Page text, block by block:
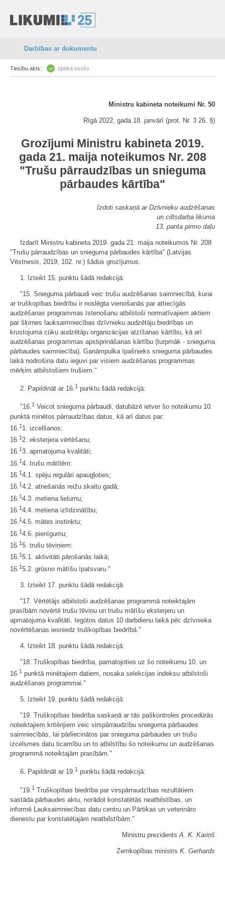
Darbības ar dokumentu
Tiesību akts: spēkā esošs
Ministru kabineta noteikumi Nr. 50
Rīgā 2022. gada 18. janvārī (prot. Nr. 3 26. §)
Grozījumi Ministru kabineta 2019.
gada 21. maija noteikumos Nr. 208
"Trušu pārraudzības un snieguma
pārbaudes kārtība"
Izdoti saskaņā ar Dzīvnieku audzēšanas
un ciltsdarba likuma
13. panta pirmo daļu
Izdarīt Ministru kabineta 2019. gada 21. maija noteikumos Nr. 208
"Trušu pārraudzības un snieguma pārbaudes kārtība" (Latvijas
Vēstnesis, 2019, 102. nr.) šādus grozījumus:
1. Izteikt 15. punktu šādā redakcijā:
"15. Snieguma pārbaudi veic trušu audzēšanas saimniecībā, kurai
ar truškopības biedrību ir noslēgta vienošanās par attiecīgās
audzēšanas programmas īstenošanu atbilstoši normatīvajiem aktiem
par šķirnes lauksaimniecības dzīvnieku audzētāju biedrības un
krustojuma cūku audzētāju organizācijas atzīšanas kārtību, kā arī
audzēšanas programmas apstiprināšanas kārtību (turpmāk - snieguma
pārbaudes saimniecība). Ganāmpulka īpašnieks snieguma pārbaudes
laikā nodrošina datu ieguvi par visiem audzēšanas programmas
mērķim atbilstošiem trušiem."
2. Papildināt ar 16.1 punktu šādā redakcijā:
"16.1 Veicot snieguma pārbaudi, datubāzē ietver šo noteikumu 10.
punktā minētos pārraudzības datus, kā arī datus par:
16. 1 1. izcelšanos;
16.12. eksterjera vērtēšanu;
16.1 3. apmatojuma kvalitāti;
16. 14. trušu mātītēm:
16.14.1. spēju regulāri apaugļoties;
16.1 4.2. atnešanās reižu skaitu gadā;
16. 14.3. metiena lielumu;
16.14.4. metiena izlīdzinātību;
16.1 4.5. mātes instinktu;
16. 14.6. pienīgumu;
16.15. trušu tēviņiem:
16.1 5.1. aktivitāti pārošanās laikā;
16. 15.2. grūsno mātīšu īpatsvaru."
3. Izteikt 17. punktu šādā redakcijā:
"17. Vērtētājs atbilstoši audzēšanas programmā noteiktajām
prasībām novērtē trušu tēviņu un trušu mātīšu eksterjeru un
apmatojuma kvalitāti. Iegūtos datus 10 darbdienu laikā pēc dzīvnieka
novērtēšanas iesniedz truškopības biedrībā."
4. Izteikt 18. punktu šādā redakcijā:
"18. Truškopības biedrība, pamatojoties uz šo noteikumu 10. un
16.1 punktā minētajiem datiem, nosaka selekcijas indeksu atbilstoši
audzēšanas programmai."
5. Izteikt 19. punktu šādā redakcijā:
"19. Truškopības biedrība saskaņā ar tās paškontroles procedūrās
noteiktajiem kritērijiem veic virspārraudzību snieguma pārbaudes
saimniecībās, lai pārliecinātos par snieguma pārbaudes un trušu
izcelsmes datu ticamību un to atbilstību šo noteikumu un audzēšanas
programmā noteiktajām prasībām."
6. Papildināt ar 19.1 punktu šādā redakcijā:
"19. 1 Truškopības biedrība par virspārraudzības rezultātiem
sastāda pārbaudes aktu, norādot konstatētās neatbilstības, un
informē Lauksaimniecības datu centru un Pārtikas un veterināro
dienestu par konstatētajām neatbilstībām."
Ministru prezidents A. K. Kariņš
Zemkopības ministrs K. Gerhards